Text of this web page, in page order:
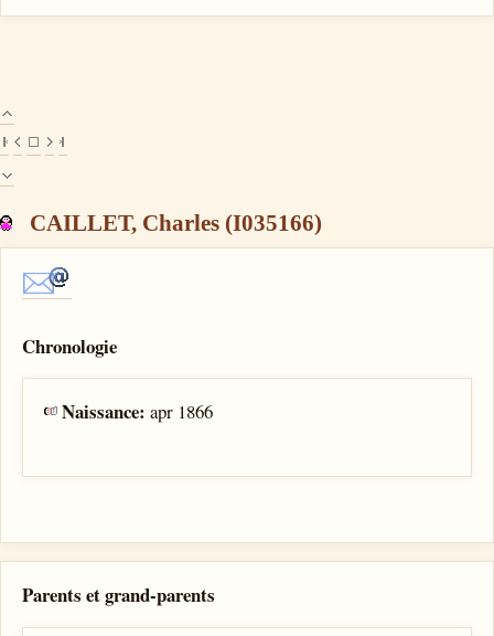
CAILLET, Charles (I035166)
Chronologie
Naissance:apr 1866
Parents et grand-parents